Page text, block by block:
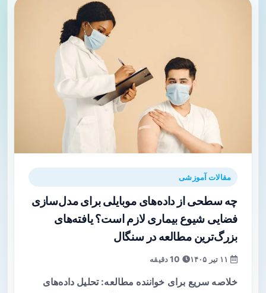
مقالات آموزشی
چه سطحی از داده‌های موبایلی برای مدل‌سازی
فضایی شیوع بیماری لازم است؟ یافته‌های
بزرگ‌ترین مطالعه در سنگال
خلاصه سریع برای خواننده مطالعه: تحلیل داده‌های